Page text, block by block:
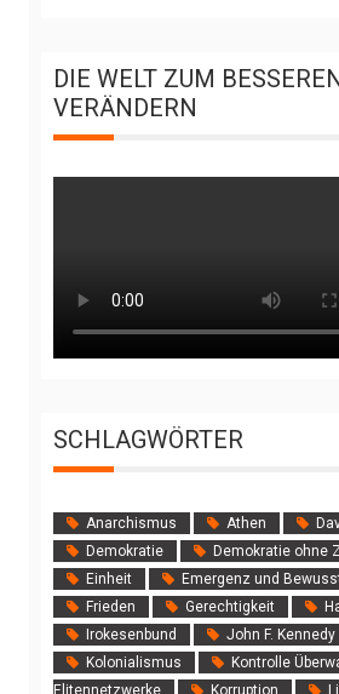
DIE WELT ZUM
VERÄNDERN
SCHLAGWÖRTER
Anarchismus Athen
Demokratie
Demokratie ohne
Einheit
Emergenz und
Frieden
Gerechtigkeit
Irokesenbund
John F. Kennedy
Kolonialismus
Kontrolle
Elitennetzwerke
Korruption